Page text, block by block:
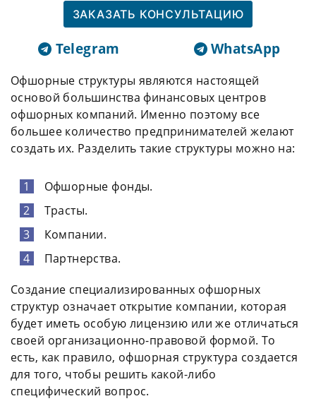
ЗАКАЗАТЬ КОНСУЛЬТАЦИЮ
Telegram WhatsApp
Офшорные структуры являются настоящей
основой большинства финансовых центров
офшорных компаний. Именно поэтому все
большее количество предпринимателей желают
создать их. Разделить такие структуры можно на:
Офшорные фонды.
Трасты.
Компании.
Партнерства.
Создание специализированных офшорных
структур означает открытие компании, которая
будет иметь особую лицензию или же отличаться
своей организационно-правовой формой. То
есть, как правило, офшорная структура создается
для того, чтобы решить какой-либо
специфический вопрос.